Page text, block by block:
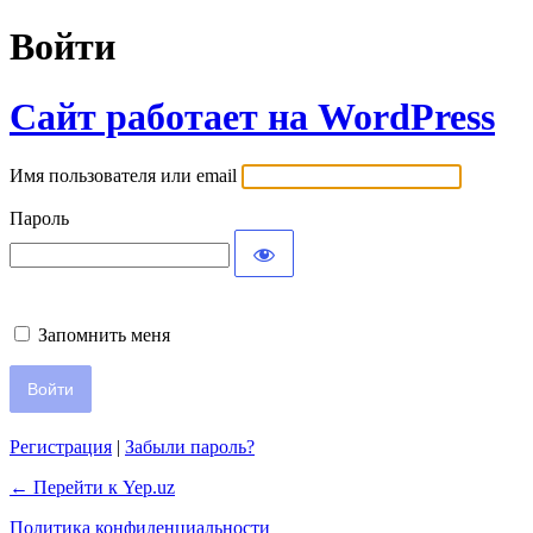
Войти
Сайт работает на WordPress
Имя пользователя или email
Пароль
Запомнить меня
Регистрация | Забыли пароль?
← Перейти к Yep.uz
Политика конфиденциальности